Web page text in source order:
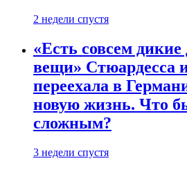
2 недели спустя
«Есть совсем
вещи» Стюардесса
переехала в
новую жизнь. Что
сложным?
3 недели спустя